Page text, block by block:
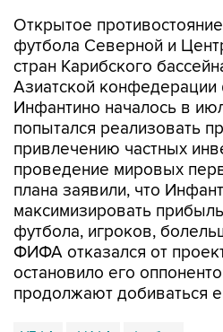
Открытое
футбола Северной и
стран Карибского
Азиатской
Инфантино началось в
попытался реализовать
привлечению частных
проведение мировых
плана заявили, что
максимизировать
футбола, игроков,
ФИФА отказался от
остановило его
продолжают добиваться